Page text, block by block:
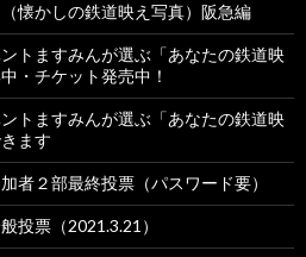
懐かしの鉄道映え写真）阪急編
トますみんが選ぶ「あなたの鉄道映
・チケット発売中！
トますみんが選ぶ「あなたの鉄道映
ます
者２部最終投票（パスワード要）
投票（2021.3.21）